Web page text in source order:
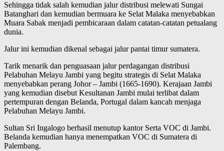
Sehingga tidak salah kemudian jalur distribusi melewati Sungai
Batanghari dan kemudian bermuara ke Selat Malaka menyebabkan
Muara Sabak menjadi pembicaraan dalam catatan-catatan petualang
dunia.
Jalur ini kemudian dikenal sebagai jalur pantai timur sumatera.
Tarik menarik dan penguasaan jalur perdagangan distribusi
Pelabuhan Melayu Jambi yang begitu strategis di Selat Malaka
menyebabkan perang Johor – Jambi (1665-1690). Kerajaan Jambi
yang kemudian disebut Kesultanan Jambi mulai terlibat dalam
pertempuran dengan Belanda, Portugal dalam kancah menjaga
Pelabuhan Melayu Jambi.
Sultan Sri Ingalogo berhasil menutup kantor Serta VOC di Jambi.
Belanda kemudian hanya menempatkan VOC di Sumatera di
Palembang.